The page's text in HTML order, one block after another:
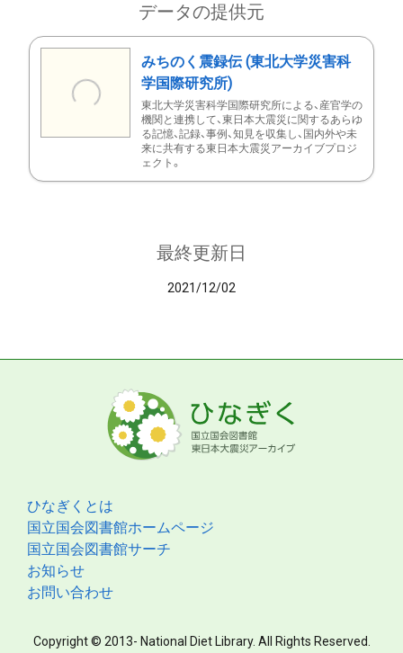
データの提供元
みちのく震録伝 (東北大学災害科
学国際研究所)
東北大学災害科学国際研究所による、産官学の
機関と連携して、東日本大震災に関するあらゆ
る記憶、記録、事例、知見を収集し、国内外や未
来に共有する東日本大震災アーカイブプロジ
ェクト。
最終更新日
2021/12/02
ひなぎくとは
国立国会図書館ホームページ
国立国会図書館サーチ
お知らせ
お問い合わせ
Copyright © 2013- National Diet Library. All Rights Reserved.